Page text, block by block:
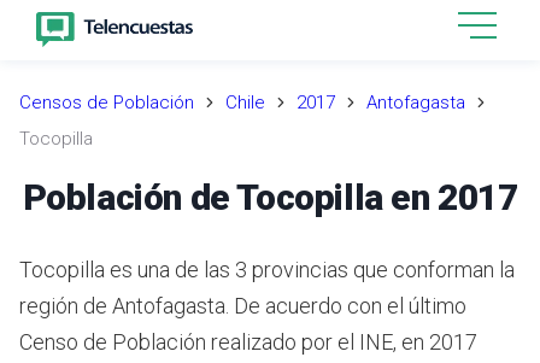
Censos de Población Chile 2017
Antofagasta
Tocopilla
Población de Tocopilla en 2017
Tocopilla es una de las 3 provincias que conforman la
región de Antofagasta. De acuerdo con el último
Censo de Población realizado por el INE, en 2017